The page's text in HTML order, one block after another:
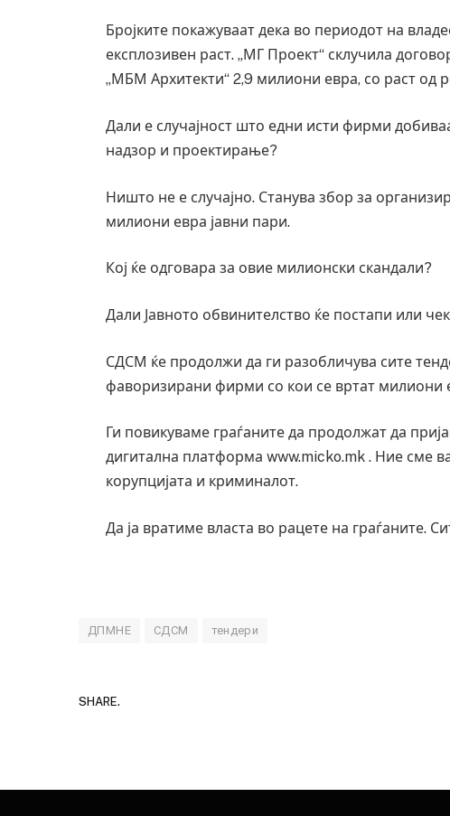
Бројките покажуваат дека во периодот на
експлозивен раст. „МГ Проект“ склучила
„МБМ Архитекти“ 2,9 милиони евра, со раст од
Дали е случајност што едни исти фирми
надзор и проектирање?
Ништо не е случајно. Станува збор за
милиони евра јавни пари.
Кој ќе одговара за овие милионски скандали?
Дали Јавното обвинителство ќе постапи или
СДСМ ќе продолжи да ги разобличува сите
фаворизирани фирми со кои се вртат милиони
Ги повикуваме граѓаните да продолжат да
дигитална платформа www.micko.mk . Ние сме
корупцијата и криминалот.
Да ја вратиме власта во рацете на граѓаните.
ДПМНЕ СДСМ тендери
SHARE.